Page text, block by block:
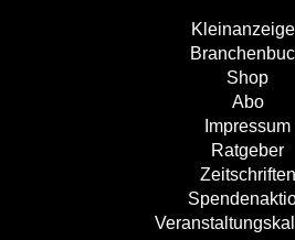
Shop
Abo
Impressum
Ratgeber
Zeitschriften